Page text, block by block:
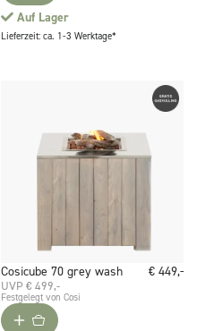
Auf Lager
Lieferzeit: ca. 1-3 Werktage*
Cosicube 70 grey wash € 449,-
UVP € 499,-
Festgelegt von Cosi